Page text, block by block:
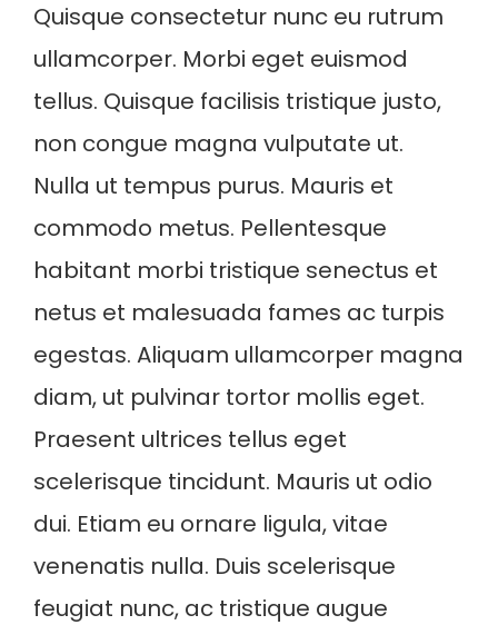
Quisque consectetur nunc eu rutrum
ullamcorper. Morbi eget euismod
tellus. Quisque facilisis tristique justo,
non congue magna vulputate ut.
Nulla ut tempus purus. Mauris et
commodo metus. Pellentesque
habitant morbi tristique senectus et
netus et malesuada fames ac turpis
egestas. Aliquam ullamcorper magna
diam, ut pulvinar tortor mollis eget.
Praesent ultrices tellus eget
scelerisque tincidunt. Mauris ut odio
dui. Etiam eu ornare ligula, vitae
venenatis nulla. Duis scelerisque
feugiat nunc, ac tristique augue